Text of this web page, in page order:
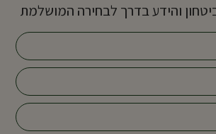
והידע בדרך לבחירה המושלמת